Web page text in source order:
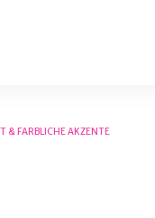
& FARBLICHE AKZENTE